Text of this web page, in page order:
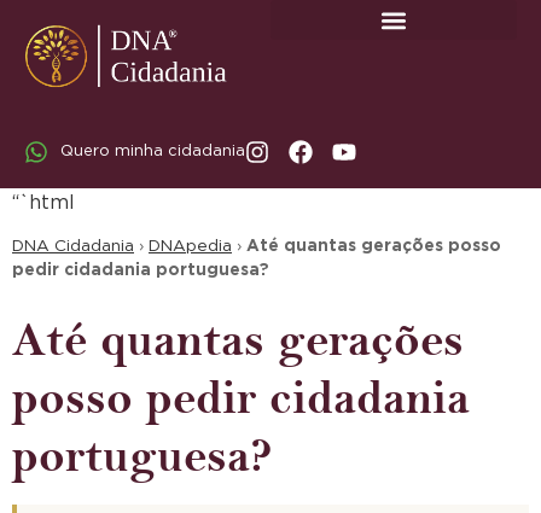
Quero minha cidadania
“`html
DNA Cidadania › DNApedia › Até quantas gerações posso
pedir cidadania portuguesa?
Até quantas gerações
posso pedir cidadania
portuguesa?